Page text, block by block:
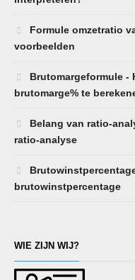
Formule omzetratio
voorbeelden
Brutomargeformule -
brutomarge% te
Belang van ratio-
ratio-analyse
brutowinstpercentage
WIE ZIJN WIJ?